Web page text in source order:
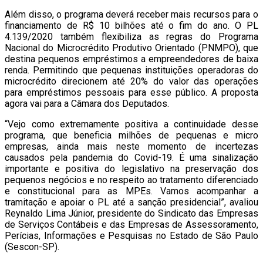
Além disso, o programa deverá receber mais recursos para o
financiamento de R$ 10 bilhões até o fim do ano. O PL
4.139/2020 também flexibiliza as regras do Programa
Nacional do Microcrédito Produtivo Orientado (PNMPO), que
destina pequenos empréstimos a empreendedores de baixa
renda. Permitindo que pequenas instituições operadoras do
microcrédito direcionem até 20% do valor das operações
para empréstimos pessoais para esse público. A proposta
agora vai para a Câmara dos Deputados.
“Vejo como extremamente positiva a continuidade desse
programa, que beneficia milhões de pequenas e micro
empresas, ainda mais neste momento de incertezas
causados pela pandemia do Covid-19. É uma sinalização
importante e positiva do legislativo na preservação dos
pequenos negócios e no respeito ao tratamento diferenciado
e constitucional para as MPEs. Vamos acompanhar a
tramitação e apoiar o PL até a sanção presidencial”, avaliou
Reynaldo Lima Júnior, presidente do Sindicato das Empresas
de Serviços Contábeis e das Empresas de Assessoramento,
Perícias, Informações e Pesquisas no Estado de São Paulo
(Sescon-SP).